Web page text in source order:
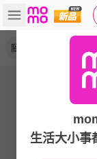
腳踏板
生活大小事